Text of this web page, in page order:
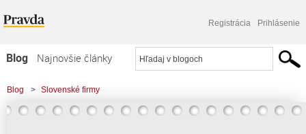
Registrácia Prihlásenie
Blog
Najnovšie články
Najčítanejšie články
Najkomentovanejšie články
Blog > Slovenské firmy